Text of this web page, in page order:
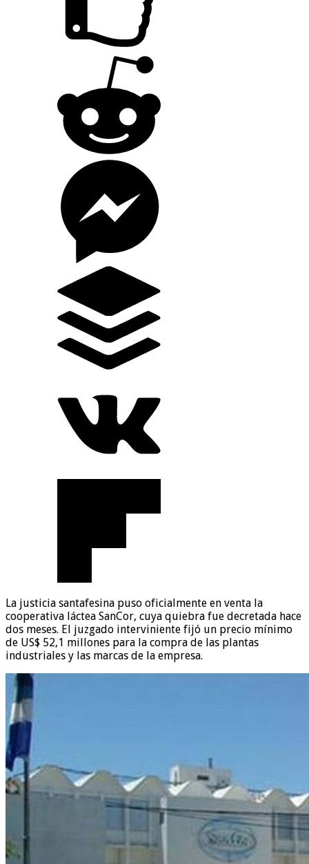
La justicia santafesina puso oficialmente en venta la
cooperativa láctea SanCor, cuya quiebra fue decretada hace
dos meses. El juzgado interviniente fijó un precio mínimo
de US$ 52,1 millones para la compra de las plantas
industriales y las marcas de la empresa.